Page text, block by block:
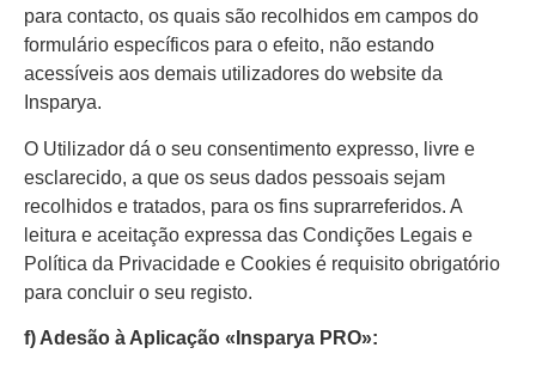
para contacto, os quais são recolhidos em campos do
formulário específicos para o efeito, não estando
acessíveis aos demais utilizadores do website da
Insparya.
O Utilizador dá o seu consentimento expresso, livre e
esclarecido, a que os seus dados pessoais sejam
recolhidos e tratados, para os fins suprarreferidos. A
leitura e aceitação expressa das Condições Legais e
Política da Privacidade e Cookies é requisito obrigatório
para concluir o seu registo.
f) Adesão à Aplicação «Insparya PRO»: